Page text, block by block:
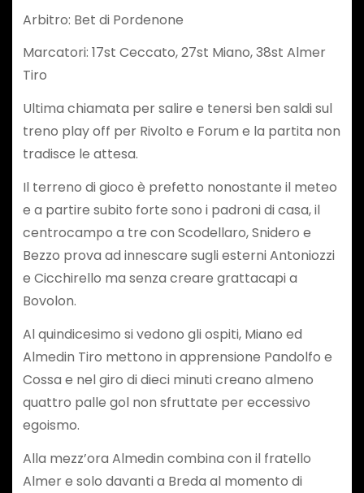
Arbitro: Bet di Pordenone
Marcatori: 17st Ceccato, 27st Miano, 38st Almer
Tiro
Ultima chiamata per salire e tenersi ben saldi sul
treno play off per Rivolto e Forum e la partita non
tradisce le attesa.
Il terreno di gioco è prefetto nonostante il meteo
e a partire subito forte sono i padroni di casa, il
centrocampo a tre con Scodellaro, Snidero e
Bezzo prova ad innescare sugli esterni Antoniozzi
e Cicchirello ma senza creare grattacapi a
Bovolon.
Al quindicesimo si vedono gli ospiti, Miano ed
Almedin Tiro mettono in apprensione Pandolfo e
Cossa e nel giro di dieci minuti creano almeno
quattro palle gol non sfruttate per eccessivo
egoismo.
Alla mezz’ora Almedin combina con il fratello
Almer e solo davanti a Breda al momento di